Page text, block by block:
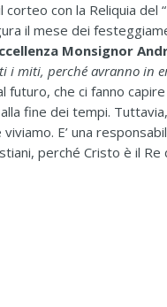
corteo con la Reliquia del
il mese dei
Monsignor
i miti, perché avranno in
futuro, che ci fanno
fine dei tempi.
E’ una
perché Cristo è il Re